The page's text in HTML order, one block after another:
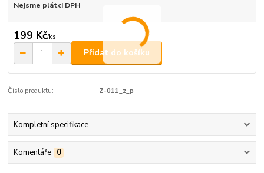
Nejsme plátci DPH
199 Kč/ks
Přidat do košíku
Číslo produktu: Z-011_z_p
Kompletní specifikace
Komentáře 0